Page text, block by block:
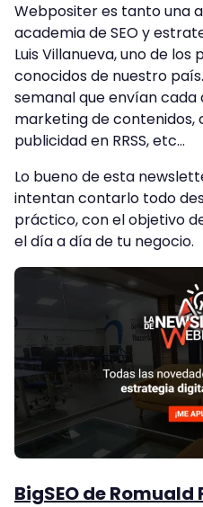
Webpositer es tanto una
academia de SEO y
Luis Villanueva, uno de los
conocidos de nuestro
semanal que envían cada
marketing de contenidos,
publicidad en RRSS, etc…
Lo bueno de esta
intentan contarlo todo
práctico, con el objetivo
el día a día de tu negocio.
BigSEO de Romuald